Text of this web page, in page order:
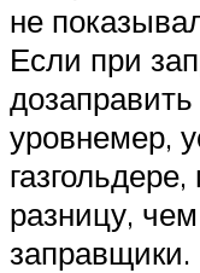
не
Если при
уровнемер,
разницу,
заправщики.